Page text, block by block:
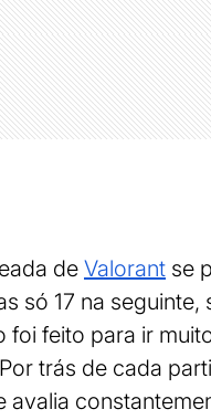
de Valorant se
só 17 na
feito para ir
trás de cada